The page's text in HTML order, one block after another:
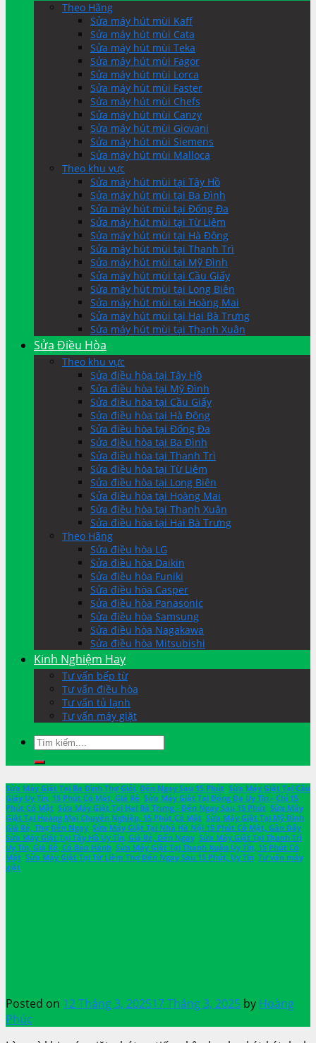
Theo Hãng
Sửa máy hút mùi Kaff
Sửa máy hút mùi Cata
Sửa máy hút mùi Teka
Sửa máy hút mùi Fagor
Sửa máy hút mùi Lorca
Sửa máy hút mùi Faster
Sửa máy hút mùi Chefs
Sửa máy hút mùi Canzy
Sửa máy hút mùi Giovani
Sửa máy hút mùi Siemens
Sửa máy hút mùi Malloca
Theo khu vực
Sửa máy hút mùi tại Tây Hồ
Sửa máy hút mùi tại Ba Đình
Sửa máy hút mùi tại Đống Đa
Sửa máy hút mùi tại Từ Liêm
Sửa máy hút mùi tại Hà Đông
Sửa máy hút mùi tại Thanh Trì
Sửa máy hút mùi tại Mỹ Đình
Sửa máy hút mùi tại Cầu Giấy
Sửa máy hút mùi tại Long Biên
Sửa máy hút mùi tại Hoàng Mai
Sửa máy hút mùi tại Hai Bà Trưng
Sửa máy hút mùi tại Thanh Xuân
Sửa Điều Hòa
Theo khu vực
Sửa điều hòa tại Tây Hồ
Sửa điều hòa tại Mỹ Đình
Sửa điều hòa tại Cầu Giấy
Sửa điều hòa tại Hà Đông
Sửa điều hòa tại Đống Đa
Sửa điều hòa tại Ba Đình
Sửa điều hòa tại Thanh Trì
Sửa điều hòa tại Từ Liêm
Sửa điều hòa tại Long Biên
Sửa điều hòa tại Hoàng Mai
Sửa điều hòa tại Thanh Xuân
Sửa điều hòa tại Hai Bà Trưng
Theo Hãng
Sửa điều hòa LG
Sửa điều hòa Daikin
Sửa điều hòa Funiki
Sửa điều hòa Casper
Sửa điều hòa Panasonic
Sửa điều hòa Samsung
Sửa điều hòa Nagakawa
Sửa điều hòa Mitsubishi
Kinh Nghiệm Hay
Tư vấn bếp từ
Tư vấn điều hòa
Tư vấn tủ lạnh
Tư vấn máy giặt
Sửa Máy Giặt Tại Ba Đình Thợ Giỏi, Đến Ngay Sau 15 Phút Sửa Máy Giặt Tại Cầu
Giấy Uy Tín, 15 Phút Có Mặt, Giá Rẻ Sửa Máy Giặt Tại Đống Đa Uy Tín - Chỉ 15
Phút Có Mặt Sửa Máy Giặt Tại Hai Bà Trưng - Đến Ngay Sau 15 Phút Sửa Máy
Giặt Tại Hoàng Mai Chuyên Nghiệp, 15 Phút Có Mặt Sửa Máy Giặt Tại Mỹ Đình
Giá Rẻ, Thợ Đến Ngay Sửa Máy Giặt Tại Nhà Hà Nội 15 Phút Có Mặt, Gần Đây
Sửa Máy Giặt Tại Tây Hồ Uy Tín, Giá Rẻ, Đến Ngay Sửa Máy Giặt Tại Thanh Trì
Uy Tín, Giá Rẻ, Có Bảo Hành Sửa Máy Giặt Tại Thanh Xuân Uy Tín, 15 Phút Có
Mặt Sửa Máy Giặt Tại Từ Liêm Thợ Đến Ngay Sau 15 Phút, Uy Tín Tư vấn máy
giặt
Posted on 12 Tháng 3, 202517 Tháng 3, 2025 by Hoàng
Phúc